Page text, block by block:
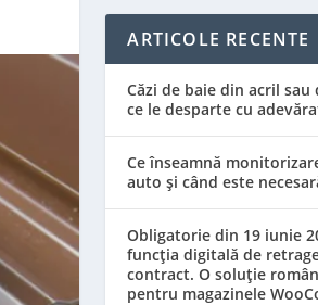
ARTICOLE RECENTE
Căzi de baie din acril
ce le desparte cu
Ce înseamnă
auto și când este
Obligatorie din 19 iunie
funcția digitală de
contract. O soluție
pentru magazinele